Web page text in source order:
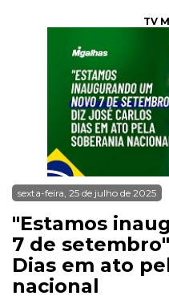
TV
sexta-feira, 25 de julho de 2025
"Estamos
7 de
Dias em ato
nacional